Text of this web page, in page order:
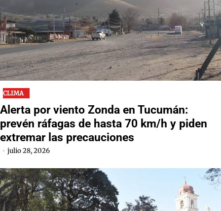
CLIMA
Alerta por viento Zonda en Tucumán:
prevén ráfagas de hasta 70 km/h y piden
extremar las precauciones
julio 28, 2026